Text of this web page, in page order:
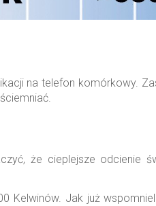
na telefon komórkowy.
że cieplejsze odcienie
Kelwinów. Jak już